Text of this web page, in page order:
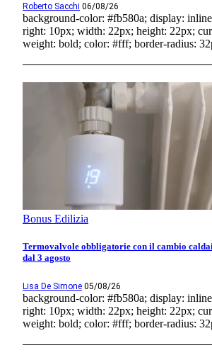
Roberto Sacchi 06/08/26
background-color: #fb580a; display:
right: 10px; width: 22px; height: 22px;
weight: bold; color: #fff; border-radius:
Bonus Edilizia
Termovalvole obbligatorie con il cambio
dal 3 agosto
Lisa De Simone 05/08/26
background-color: #fb580a; display:
right: 10px; width: 22px; height: 22px;
weight: bold; color: #fff; border-radius: